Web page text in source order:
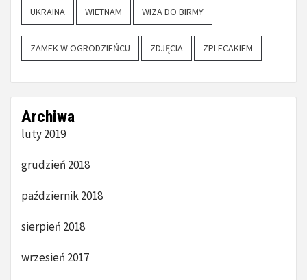
UKRAINA WIETNAM WIZA DO BIRMY
ZAMEK W OGRODZIEŃCU ZDJĘCIA ZPLECAKIEM
Archiwa
luty 2019
grudzień 2018
październik 2018
sierpień 2018
wrzesień 2017